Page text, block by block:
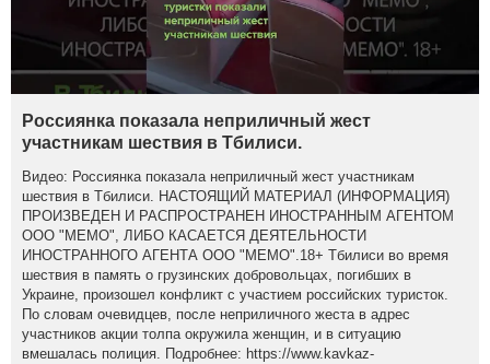
Россиянка показала неприличный жест
участникам шествия в Тбилиси.
Видео: Россиянка показала неприличный жест участникам
шествия в Тбилиси. НАСТОЯЩИЙ МАТЕРИАЛ (ИНФОРМАЦИЯ)
ПРОИЗВЕДЕН И РАСПРОСТРАНЕН ИНОСТРАННЫМ АГЕНТОМ
ООО "МЕМО", ЛИБО КАСАЕТСЯ ДЕЯТЕЛЬНОСТИ
ИНОСТРАННОГО АГЕНТА ООО "МЕМО".18+ Тбилиси во время
шествия в память о грузинских добровольцах, погибших в
Украине, произошел конфликт с участием российских туристок.
По словам очевидцев, после неприличного жеста в адрес
участников акции толпа окружила женщин, и в ситуацию
вмешалась полиция. Подробнее: https://www.kavkaz-